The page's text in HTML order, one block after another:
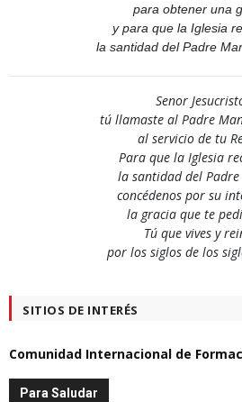
para obtener una
y para que la Iglesia
la santidad del Padre
Senor
tú llamaste al Padre
al servicio de tu
Para que la Iglesia
la santidad del Padre
concédenos por su
la gracia que te
Tú que vives y
por los siglos de los
SITIOS DE INTERÉS
Comunidad Internacional de
Para Saludar